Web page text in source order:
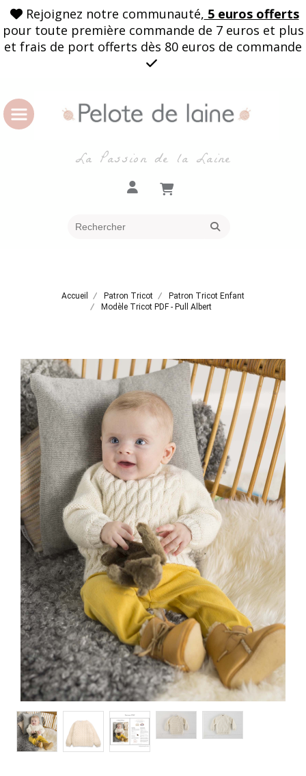
 Rejoignez notre communauté, 5 euros offerts
pour toute première commande de 7 euros et plus
et frais de port offerts dès 80 euros de commande

La Passion de la Laine
Accueil Patron Tricot
Patron Tricot Enfant
Modèle Tricot PDF - Pull Albert